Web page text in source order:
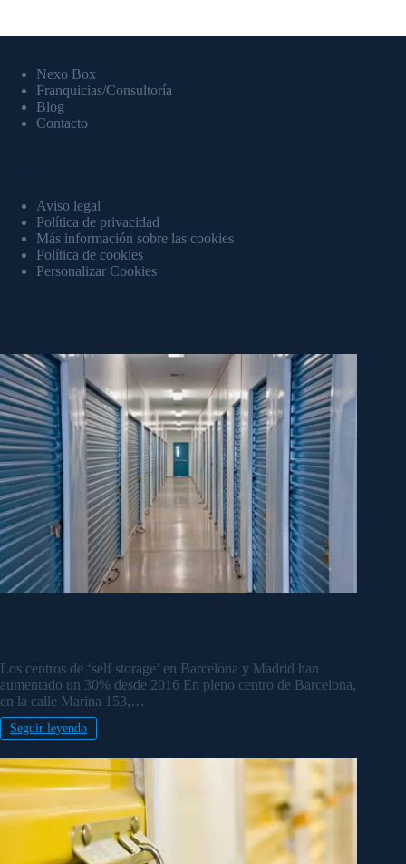
Nexo Box
Franquicias/Consultoría
Blog
Contacto
Aviso legal
Política de privacidad
Más información sobre las cookies
Política de cookies
Personalizar Cookies
Los centros de ‘self storage’ en Barcelona y Madrid han
aumentado un 30% desde 2016 En pleno centro de Barcelona,
en la calle Marina 153,…
Seguir leyendo